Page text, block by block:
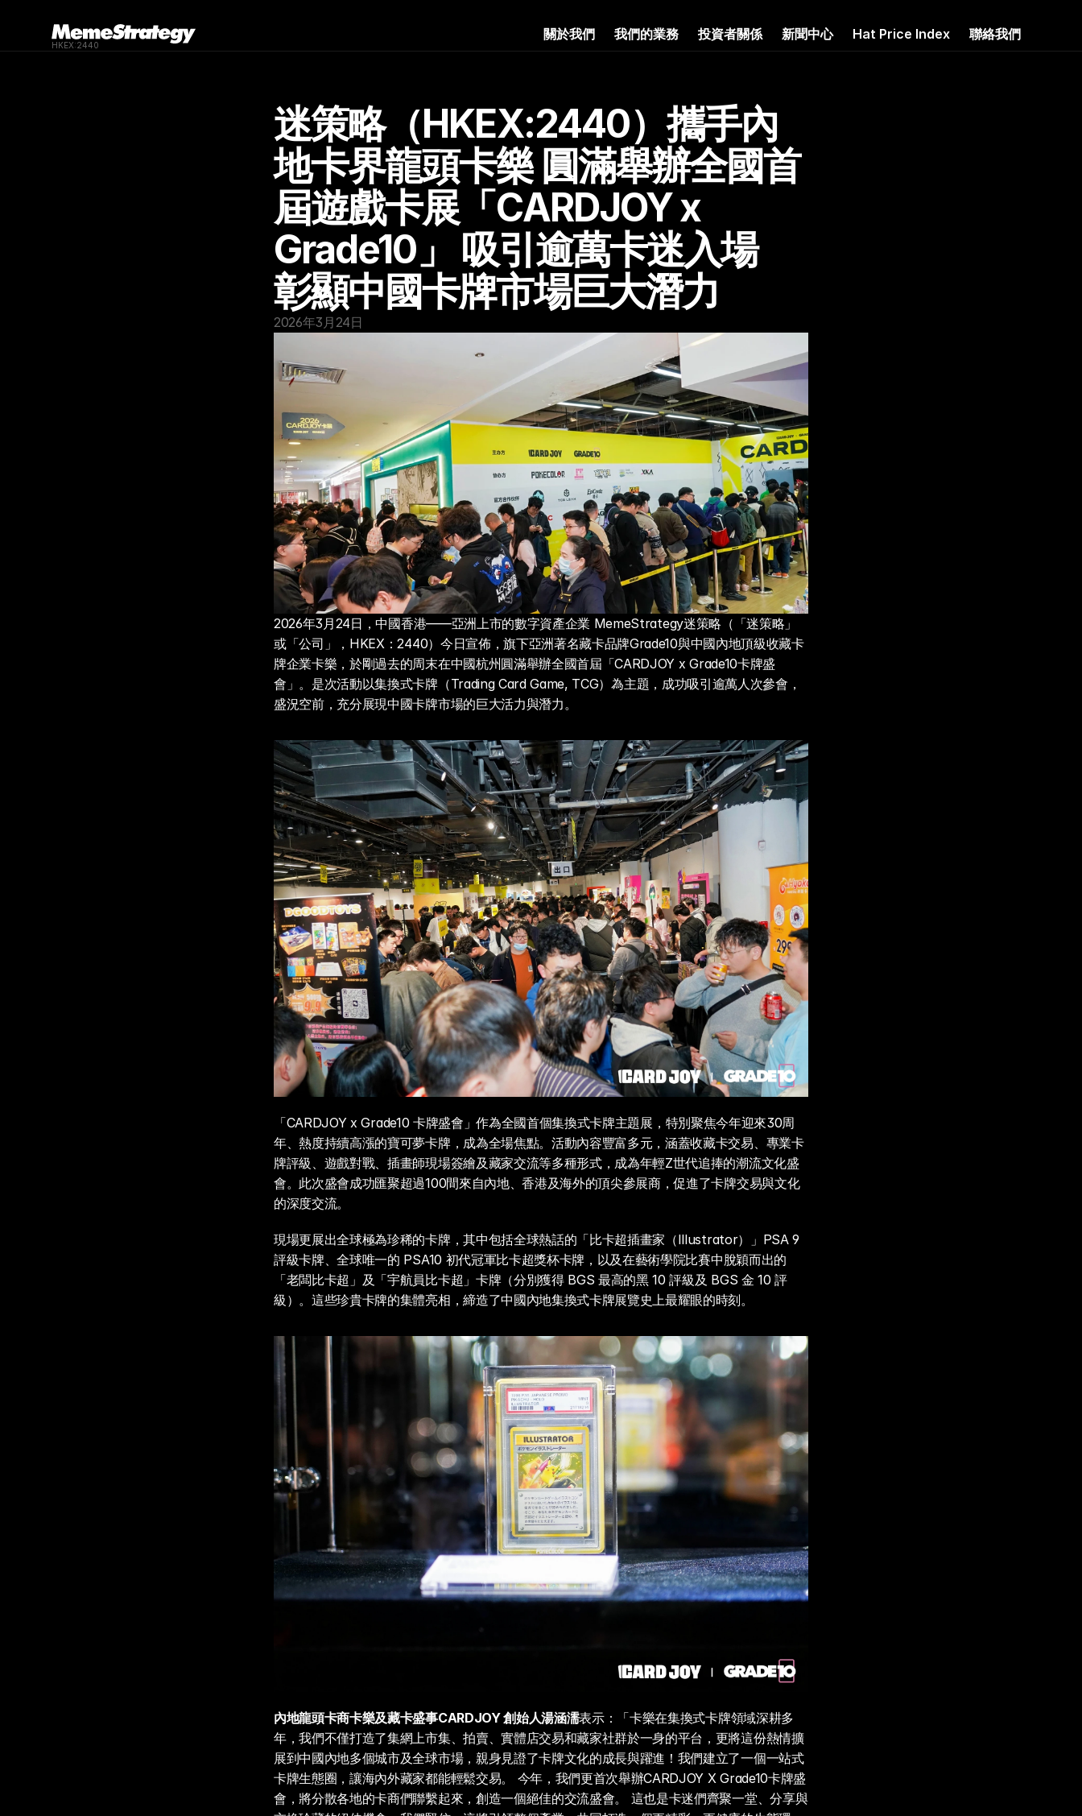
迷策略（HKEX:2440）攜手內
地卡界龍頭卡樂 圓滿舉辦全國首
屆遊戲卡展「CARDJOY x
Grade10」 吸引逾萬卡迷入場
彰顯中國卡牌市場巨大潛力
2026年3月24日
2026年3月24日，中國香港——亞洲上市的數字資產企業 MemeStrategy迷策略（「迷策略」
或「公司」，HKEX：2440）今日宣佈，旗下亞洲著名藏卡品牌Grade10與中國內地頂級收藏卡
牌企業卡樂，於剛過去的周末在中國杭州圓滿舉辦全國首屆「CARDJOY x Grade10卡牌盛
會」。是次活動以集換式卡牌（Trading Card Game, TCG）為主題，成功吸引逾萬人次參會，
盛況空前，充分展現中國卡牌市場的巨大活力與潛力。
「CARDJOY x Grade10 卡牌盛會」作為全國首個集換式卡牌主題展，特別聚焦今年迎來30周
年、熱度持續高漲的寶可夢卡牌，成為全場焦點。活動內容豐富多元，涵蓋收藏卡交易、專業卡
牌評級、遊戲對戰、插畫師現場簽繪及藏家交流等多種形式，成為年輕Z世代追捧的潮流文化盛
會。此次盛會成功匯聚超過100間來自內地、香港及海外的頂尖參展商，促進了卡牌交易與文化
的深度交流。
現場更展出全球極為珍稀的卡牌，其中包括全球熱話的「比卡超插畫家（Illustrator）」PSA 9
評級卡牌、全球唯一的 PSA10 初代冠軍比卡超獎杯卡牌，以及在藝術學院比賽中脫穎而出的
「老闆比卡超」及「宇航員比卡超」卡牌（分別獲得 BGS 最高的黑 10 評級及 BGS 金 10 評
級）。這些珍貴卡牌的集體亮相，締造了中國內地集換式卡牌展覽史上最耀眼的時刻。
內地龍頭卡商卡樂及藏卡盛事CARDJOY 創始人湯涵濡表示：「卡樂在集換式卡牌領域深耕多
年，我們不僅打造了集網上市集、拍賣、實體店交易和藏家社群於一身的平台，更將這份熱情擴
展到中國內地多個城市及全球市場，親身見證了卡牌文化的成長與躍進！我們建立了一個一站式
卡牌生態圈，讓海內外藏家都能輕鬆交易。 今年，我們更首次舉辦CARDJOY X Grade10卡牌盛
會，將分散各地的卡商們聯繫起來，創造一個絕佳的交流盛會。 這也是卡迷們齊聚一堂、分享與
HKEX:2440
關於我們 我們的業務 投資者關係 新聞中心 Hat Price Index 聯絡我們